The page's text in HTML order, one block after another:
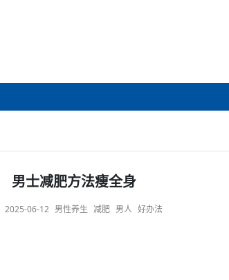
男士减肥方法瘦全身
2025-06-12 男性养生 减肥 男人 好办法